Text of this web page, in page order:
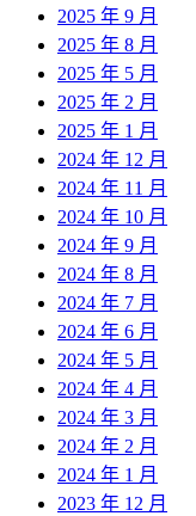
2025 年 9 月
2025 年 8 月
2025 年 5 月
2025 年 2 月
2025 年 1 月
2024 年 12 月
2024 年 11 月
2024 年 10 月
2024 年 9 月
2024 年 8 月
2024 年 7 月
2024 年 6 月
2024 年 5 月
2024 年 4 月
2024 年 3 月
2024 年 2 月
2024 年 1 月
2023 年 12 月